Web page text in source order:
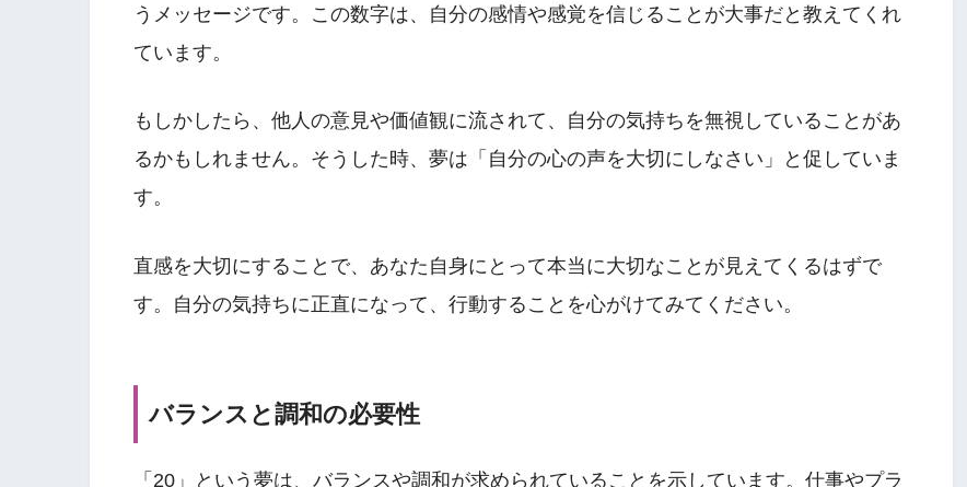
うメッセージです。この数字は、自分の感情や感覚を信じることが大事だと教えてくれ
ています。
もしかしたら、他人の意見や価値観に流されて、自分の気持ちを無視していることがあ
るかもしれません。そうした時、夢は「自分の心の声を大切にしなさい」と促していま
す。
直感を大切にすることで、あなた自身にとって本当に大切なことが見えてくるはずで
す。自分の気持ちに正直になって、行動することを心がけてみてください。
バランスと調和の必要性
「20」という夢は、バランスや調和が求められていることを示しています。仕事やプラ